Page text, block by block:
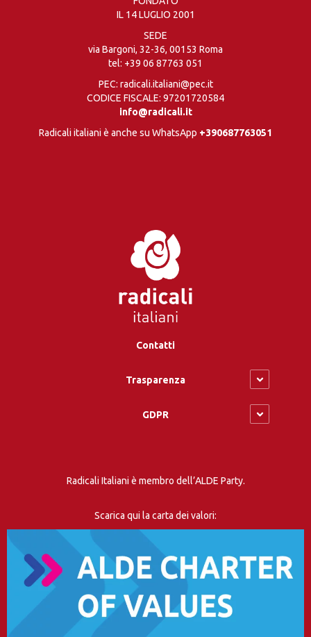
IL 14 LUGLIO 2001
SEDE
via Bargoni, 32-36, 00153 Roma
tel: +39 06 87763 051
PEC: radicali.italiani@pec.it
CODICE FISCALE: 97201720584
info@radicali.it
Radicali italiani è anche su WhatsApp +390687763051
Contatti
Trasparenza
GDPR
Radicali Italiani è membro dell’ALDE Party.
Scarica qui la carta dei valori: